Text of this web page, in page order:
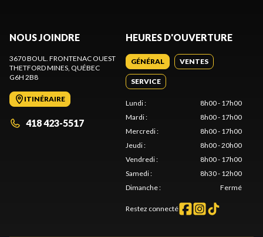
NOUS JOINDRE
3670 BOUL. FRONTENAC OUEST
THETFORD MINES, QUÉBEC
G6H 2B8
ITINÉRAIRE
418 423-5517
HEURES D'OUVERTURE
GÉNÉRAL VENTES
SERVICE
Lundi:
8h00 - 17h00
Mardi:
8h00 - 17h00
Mercredi:
8h00 - 17h00
Jeudi:
8h00 - 20h00
Vendredi:
8h00 - 17h00
Samedi:
8h30 - 12h00
Dimanche: Fermé
Restez connecté